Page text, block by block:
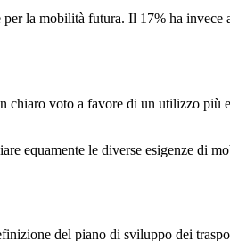
la mobilità futura. Il 17% ha
chiaro voto a favore di un utilizzo
le diverse esigenze di
del piano di sviluppo dei